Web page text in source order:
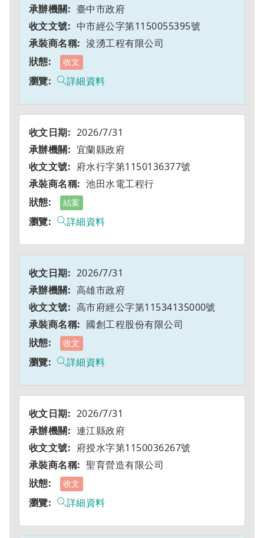
臺中市政府
中市經公字第1150055395號
浚湧工程有限公司
收文
詳細資料
2026/7/31
宜蘭縣政府
府水行字第1150136377號
池田水電工程行
結案
詳細資料
2026/7/31
高雄市政府
高市府經公字第11534135000號
國創工程股份有限公司
收文
詳細資料
2026/7/31
連江縣政府
府授水字第1150036267號
聖育營造有限公司
收文
詳細資料